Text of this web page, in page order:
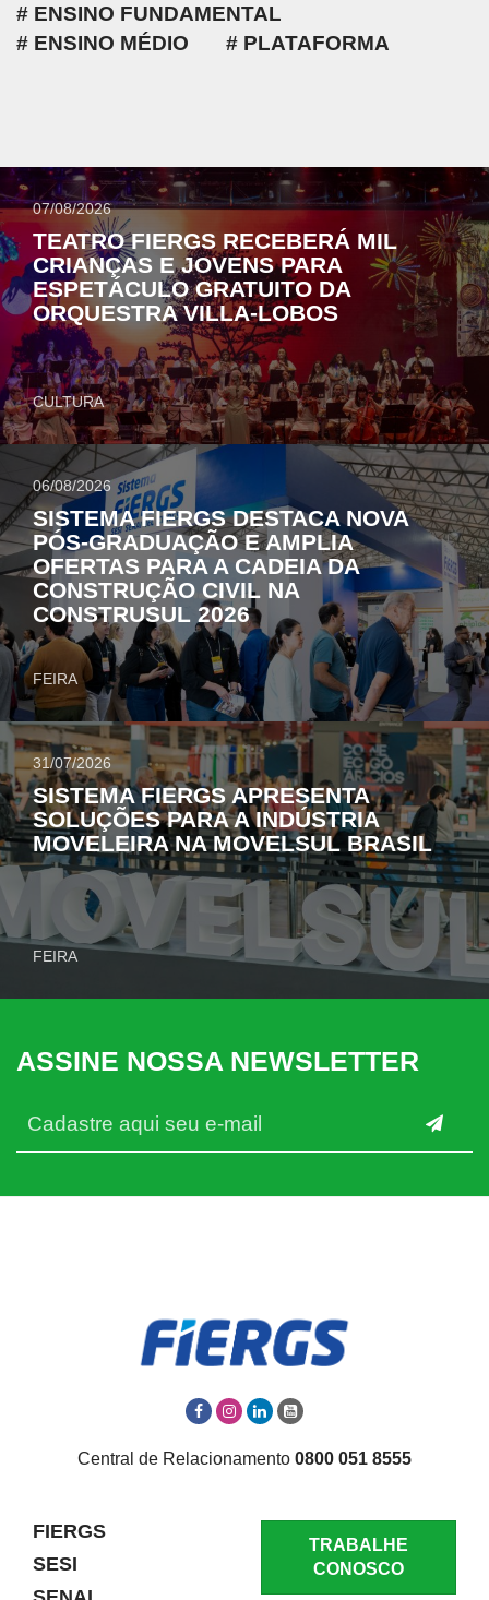
ENSINO FUNDAMENTAL
ENSINO MÉDIO
PLATAFORMA
07/08/2026
TEATRO FIERGS RECEBERÁ MIL
CRIANÇAS E JOVENS PARA
ESPETÁCULO GRATUITO DA
ORQUESTRA VILLA-LOBOS
CULTURA
06/08/2026
SISTEMA FIERGS DESTACA NOVA
PÓS-GRADUAÇÃO E AMPLIA
OFERTAS PARA A CADEIA DA
CONSTRUÇÃO CIVIL NA
CONSTRUSUL 2026
FEIRA
31/07/2026
SISTEMA FIERGS APRESENTA
SOLUÇÕES PARA A INDÚSTRIA
MOVELEIRA NA MOVELSUL BRASIL
FEIRA
ASSINE NOSSA NEWSLETTER
Central de Relacionamento 0800 051 8555
FIERGS
SESI
TRABALHE
CONOSCO